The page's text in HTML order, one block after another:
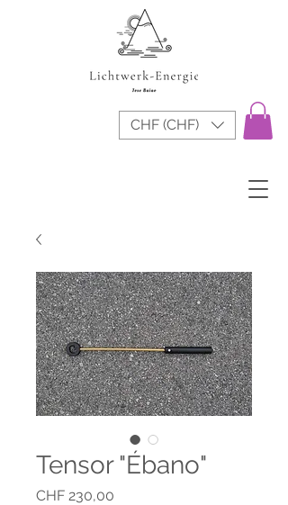
CHF (CHF)
Tensor "Ébano"
CHF 230,00